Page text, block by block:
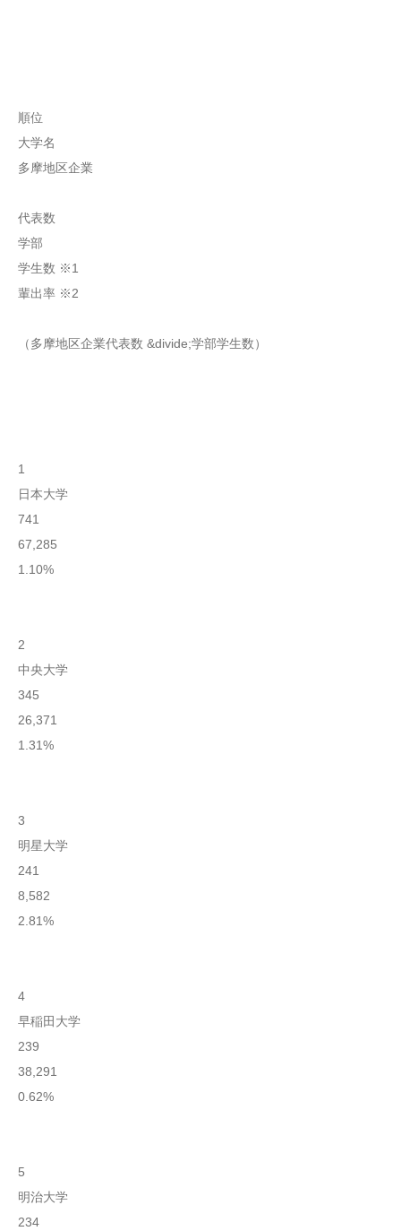
順位
大学名
多摩地区企業
代表数
学部
学生数 ※1
輩出率 ※2
（多摩地区企業代表数 &divide;学部学生数）
1
日本大学
741
67,285
1.10%
2
中央大学
345
26,371
1.31%
3
明星大学
241
8,582
2.81%
4
早稲田大学
239
38,291
0.62%
5
明治大学
234